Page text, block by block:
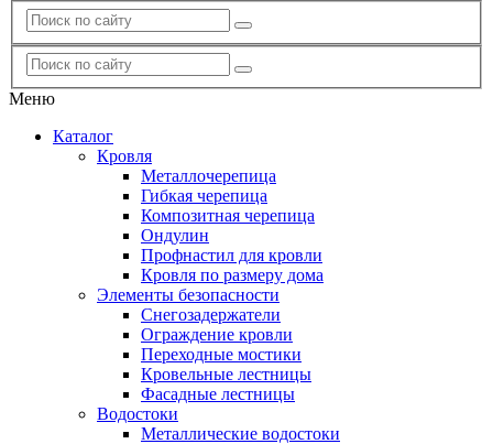
Меню
Каталог
Кровля
Металлочерепица
Гибкая черепица
Композитная черепица
Ондулин
Профнастил для кровли
Кровля по размеру дома
Элементы безопасности
Снегозадержатели
Ограждение кровли
Переходные мостики
Кровельные лестницы
Фасадные лестницы
Водостоки
Металлические водостоки